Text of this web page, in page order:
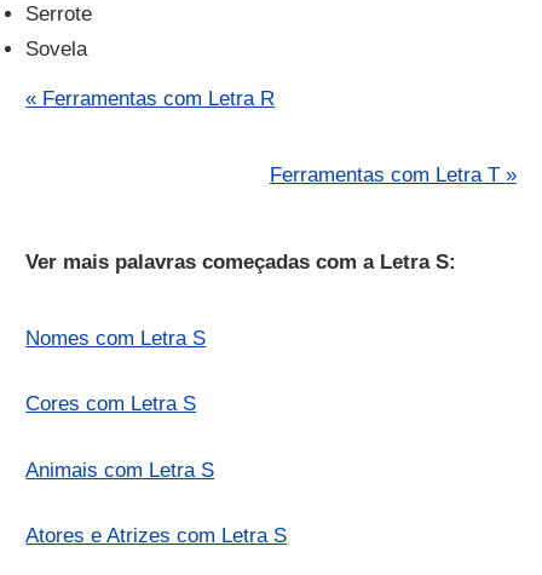
Serrote
Sovela
« Ferramentas com Letra R
Ferramentas com Letra T »
Ver mais palavras começadas com a Letra S:
Nomes com Letra S
Cores com Letra S
Animais com Letra S
Atores e Atrizes com Letra S